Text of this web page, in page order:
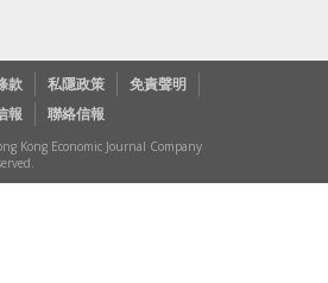
款 私隱政策
免責聲明
報 聯絡信報
Kong Economic Journal Company